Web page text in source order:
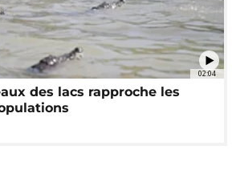
02:04
des lacs rapproche les